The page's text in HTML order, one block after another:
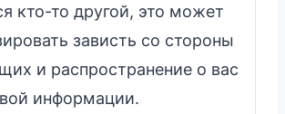
кто-то другой, это может
зависть со стороны
и распространение о вас
информации.